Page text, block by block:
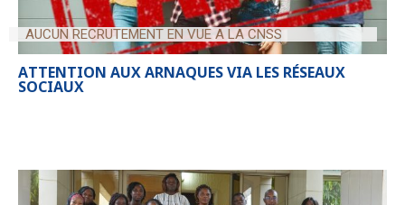
AUCUN RECRUTEMENT EN VUE A LA CNSS
ATTENTION AUX ARNAQUES VIA LES RÉSEAUX
SOCIAUX